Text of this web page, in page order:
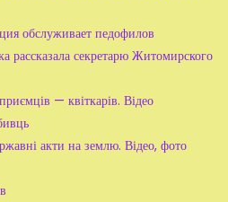
обслуживает педофилов
рассказала секретарю Житомирского
— квіткарів. Відео
акти на землю. Відео, фото